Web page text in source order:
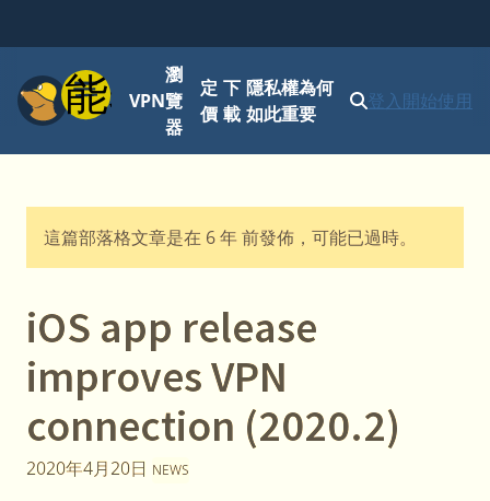
功能表
VPN
瀏
覽
器
定
價
下
載
隱私權為何
如此重要
登入開始使用
這篇部落格文章是在 6 年 前發佈，可能已過時。
iOS app release
improves VPN
connection (2020.2)
2020年4月20日 NEWS